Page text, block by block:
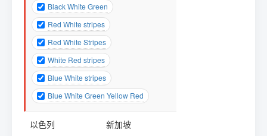
Black White Green
Red White stripes
Red White Stripes
White Red stripes
Blue White stripes
Blue White Green Yellow Red
以色列
新加坡